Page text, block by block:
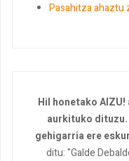
Pasahitza ahaztu
Hil honetako
aurkituko dituzu.
gehigarria ere
ditu: "Galde